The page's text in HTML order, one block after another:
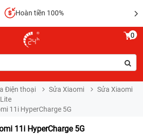
Hoàn tiền 100%
0
Điện thoại Sửa Xiaomi
Sửa Xiaomi
11i HyperCharge 5G
11i HyperCharge 5G